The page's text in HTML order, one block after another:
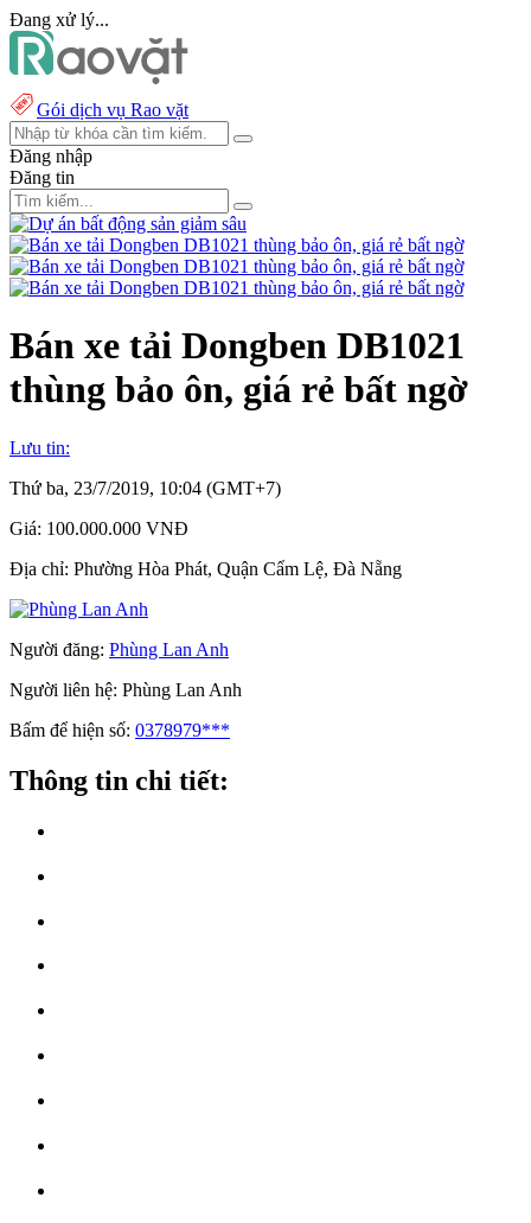
Đang xử lý...
Gói dịch vụ Rao vặt
Đăng nhập
Đăng tin
Bán xe tải Dongben DB1021
thùng bảo ôn, giá rẻ bất ngờ
Lưu tin:
Thứ ba, 23/7/2019, 10:04 (GMT+7)
Giá: 100.000.000 VNĐ
Địa chỉ: Phường Hòa Phát, Quận Cẩm Lệ, Đà Nẵng
Người đăng: Phùng Lan Anh
Người liên hệ: Phùng Lan Anh
Bấm để hiện số: 0378979***
Thông tin chi tiết: